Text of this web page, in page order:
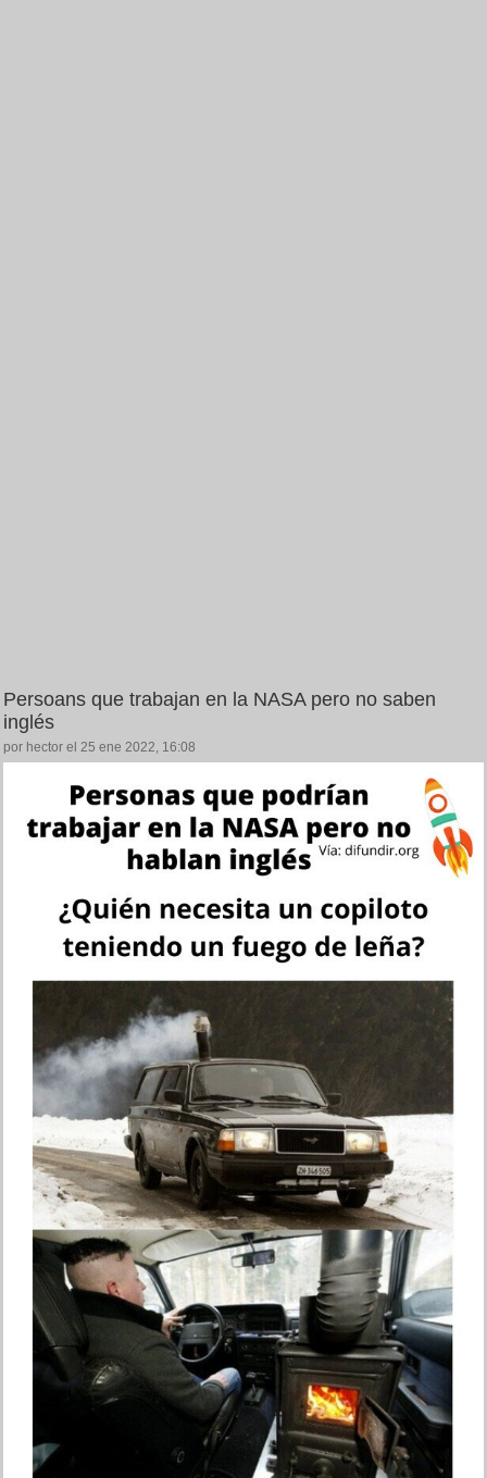
Persoans que trabajan en la NASA pero no saben
inglés
por hector el 25 ene 2022, 16:08